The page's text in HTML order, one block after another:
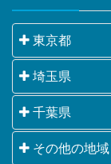
東京都
千代田区・中
墨田区・江東
区・渋谷区・
区・板橋区・
王子市・立川
埼玉県
さいたま市・
市・所沢市・
日部市・狭山
千葉県
千葉市・銚子
その他の地域